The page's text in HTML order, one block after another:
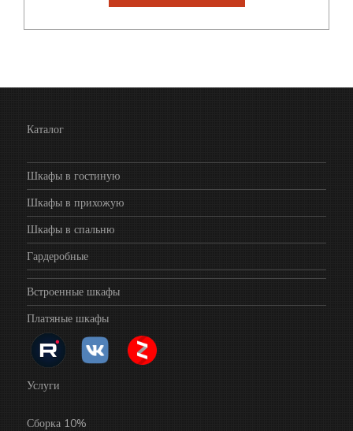
Каталог
Шкафы в гостиную
Шкафы в прихожую
Шкафы в спальню
Гардеробные
Встроенные шкафы
Платяные шкафы
Услуги
Сборка 10%